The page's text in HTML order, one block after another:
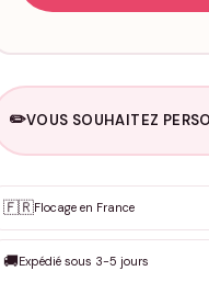
✏️VOUS SOUHAITEZ
✨ Personnalisation sur
DEVIS GRATUIT ·
Que souhaitez-vous ?
🇫🇷Flocage en France
🚚Expédié sous 3-5 jours